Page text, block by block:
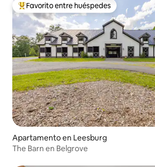
Favorito entre huéspedes preferido
Favorito entre huéspedes
Apartamento en Leesburg
The Barn en Belgrove